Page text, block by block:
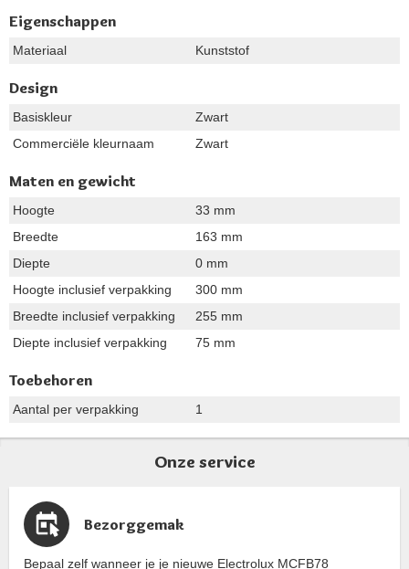
Eigenschappen
Materiaal Kunststof
Design
Basiskleur
Zwart
Commerciële kleurnaam
Zwart
Maten en gewicht
Hoogte
33 mm
Breedte
163 mm
Diepte
0 mm
Hoogte inclusief verpakking
300 mm
Breedte inclusief verpakking
255 mm
Diepte inclusief verpakking
75 mm
Toebehoren
Aantal per verpakking 1
Onze service
Bezorggemak
Bepaal zelf wanneer je je nieuwe Electrolux MCFB78